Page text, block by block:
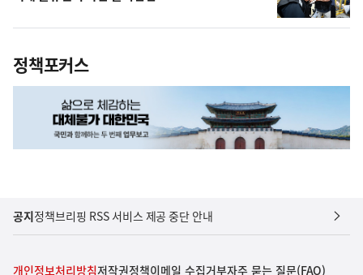
정책포커스
공지정책브리핑 RSS 서비스 제공 중단 안내
개인정보처리방침저작권정책이메일 수집거부자주 묻는 질문(FAQ)